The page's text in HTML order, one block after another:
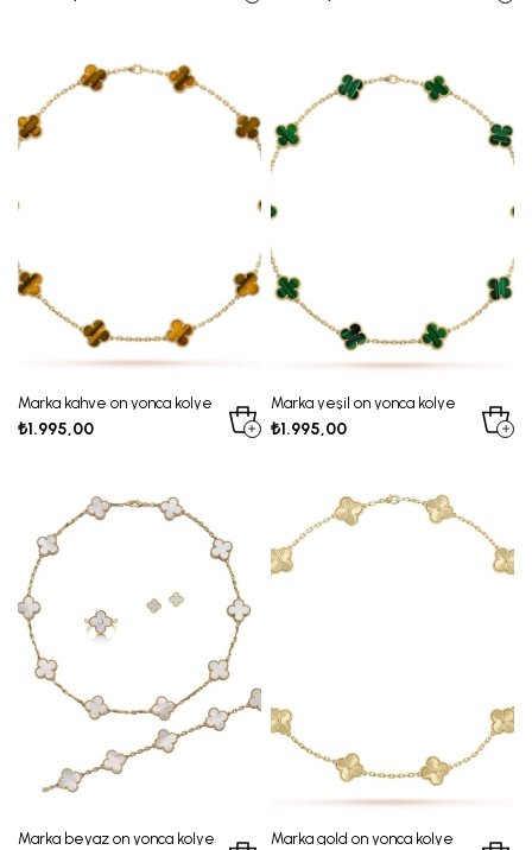
Marka kahve on yonca kolye
₺1.995,00
Marka yeşil on yonca kolye
₺1.995,00
Marka beyaz on yonca kolye Marka gold on yonca kolye